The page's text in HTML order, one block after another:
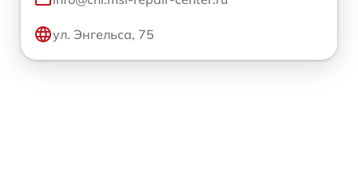
ул. Энгельса, 75